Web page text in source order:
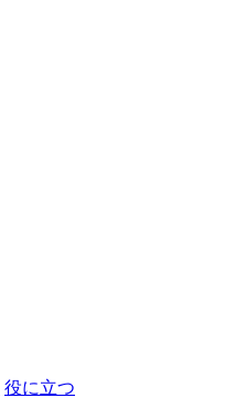
役に立つ